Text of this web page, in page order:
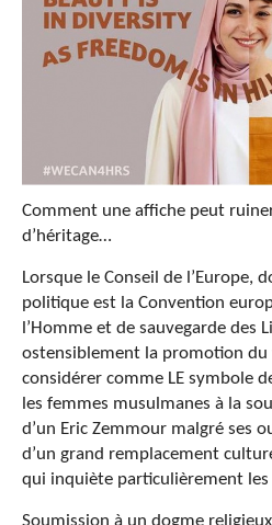
Comment une affiche peut
d’héritage…
Lorsque le Conseil de l’Europe,
politique est la Convention
l’Homme et de sauvegarde des
ostensiblement la promotion du
considérer comme LE symbole
les femmes musulmanes à la
d’un Eric Zemmour malgré ses
d’un grand remplacement
qui inquiète particulièrement les
Soumission à un dogme